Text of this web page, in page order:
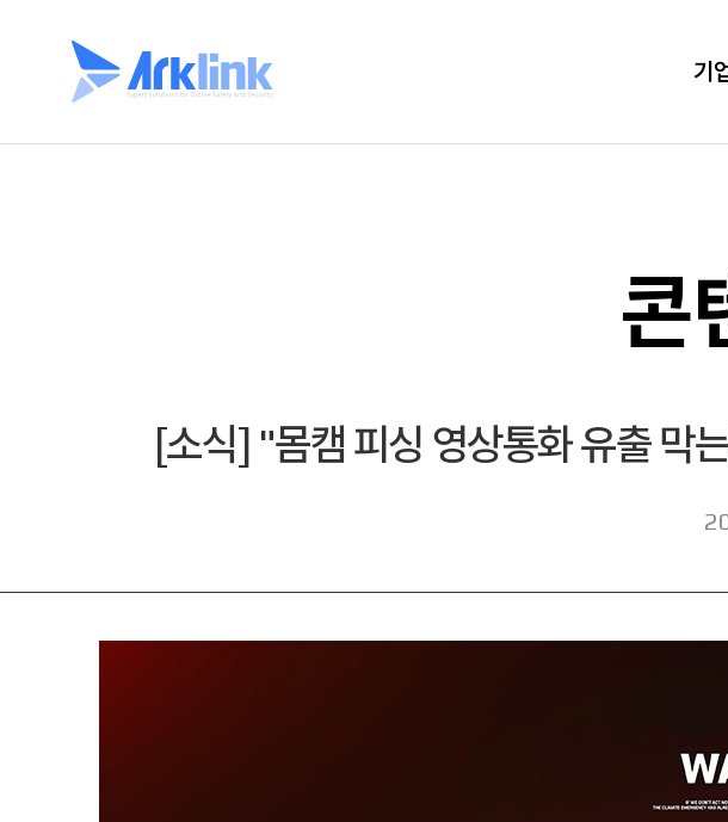
기
콘
[소식] "몸캠 피싱 영상통화 유출 막